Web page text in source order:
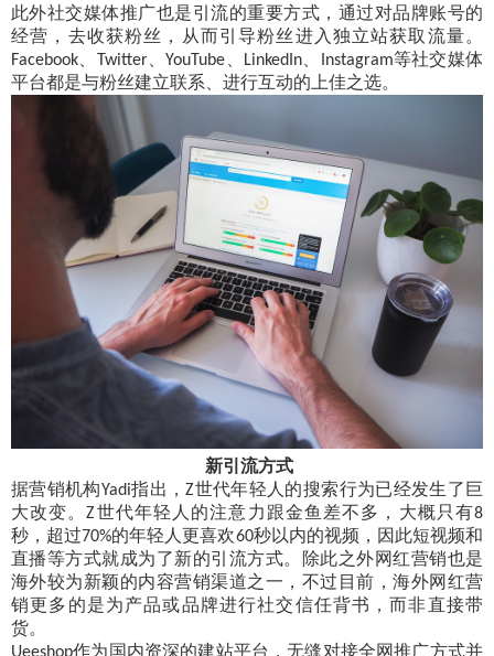
此外社交媒体推广也是引流的重要方式，通过对品牌账号的
经营，去收获粉丝，从而引导粉丝进入独立站获取流量。
Facebook Twitter、YouTube LinkedIn、 Instagram等社交媒体
平台都是与粉丝建立联系、进行互动的上佳之选。
新引流方式
据营销机构Yadi指出，Z世代年轻人的搜索行为已经发生了巨
大改变。Z世代年轻人的注意力跟金鱼差不多，大概只有8
秒，超过70%的年轻人更喜欢60秒以内的视频，因此短视频和
直播等方式就成为了新的引流方式。除此之外网红营销也是
海外较为新颖的内容营销渠道之一，不过目前，海外网红营
销更多的是为产品或品牌进行社交信任背书，而非直接带
货。
Ueeshop作为国内资深的建站平台，无缝对接全网推广方式并